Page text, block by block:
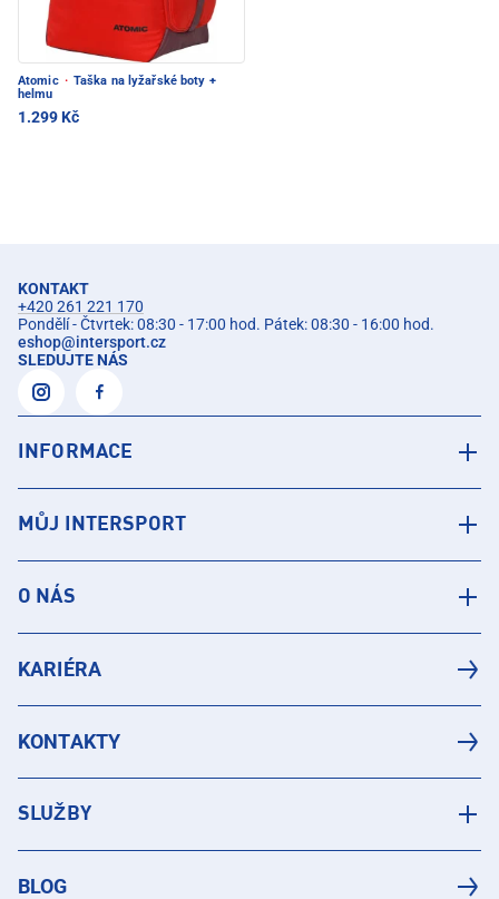
Atomic · Taška na lyžařské boty +
helmu
1.299 Kč
KONTAKT
+420 261 221 170
Pondělí - Čtvrtek: 08:30 - 17:00 hod. Pátek: 08:30 - 16:00 hod.
eshop@intersport.cz
SLEDUJTE NÁS
INFORMACE
MŮJ INTERSPORT
O NÁS
KARIÉRA
KONTAKTY
SLUŽBY
BLOG